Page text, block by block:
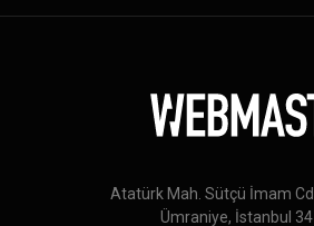
Atatürk Mah. Sütçü İmam
Ümraniye, İstanbul